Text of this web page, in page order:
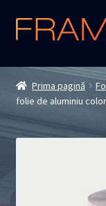
Sari
la
Sari
la
Cum comand
Detalii livrare
Termenii si
Prima pagină
folie de aluminiu